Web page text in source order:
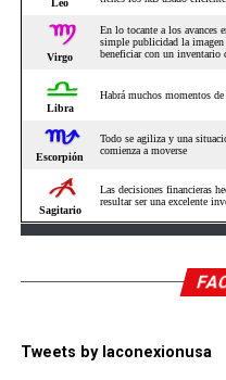
Tweets by laconexionusa